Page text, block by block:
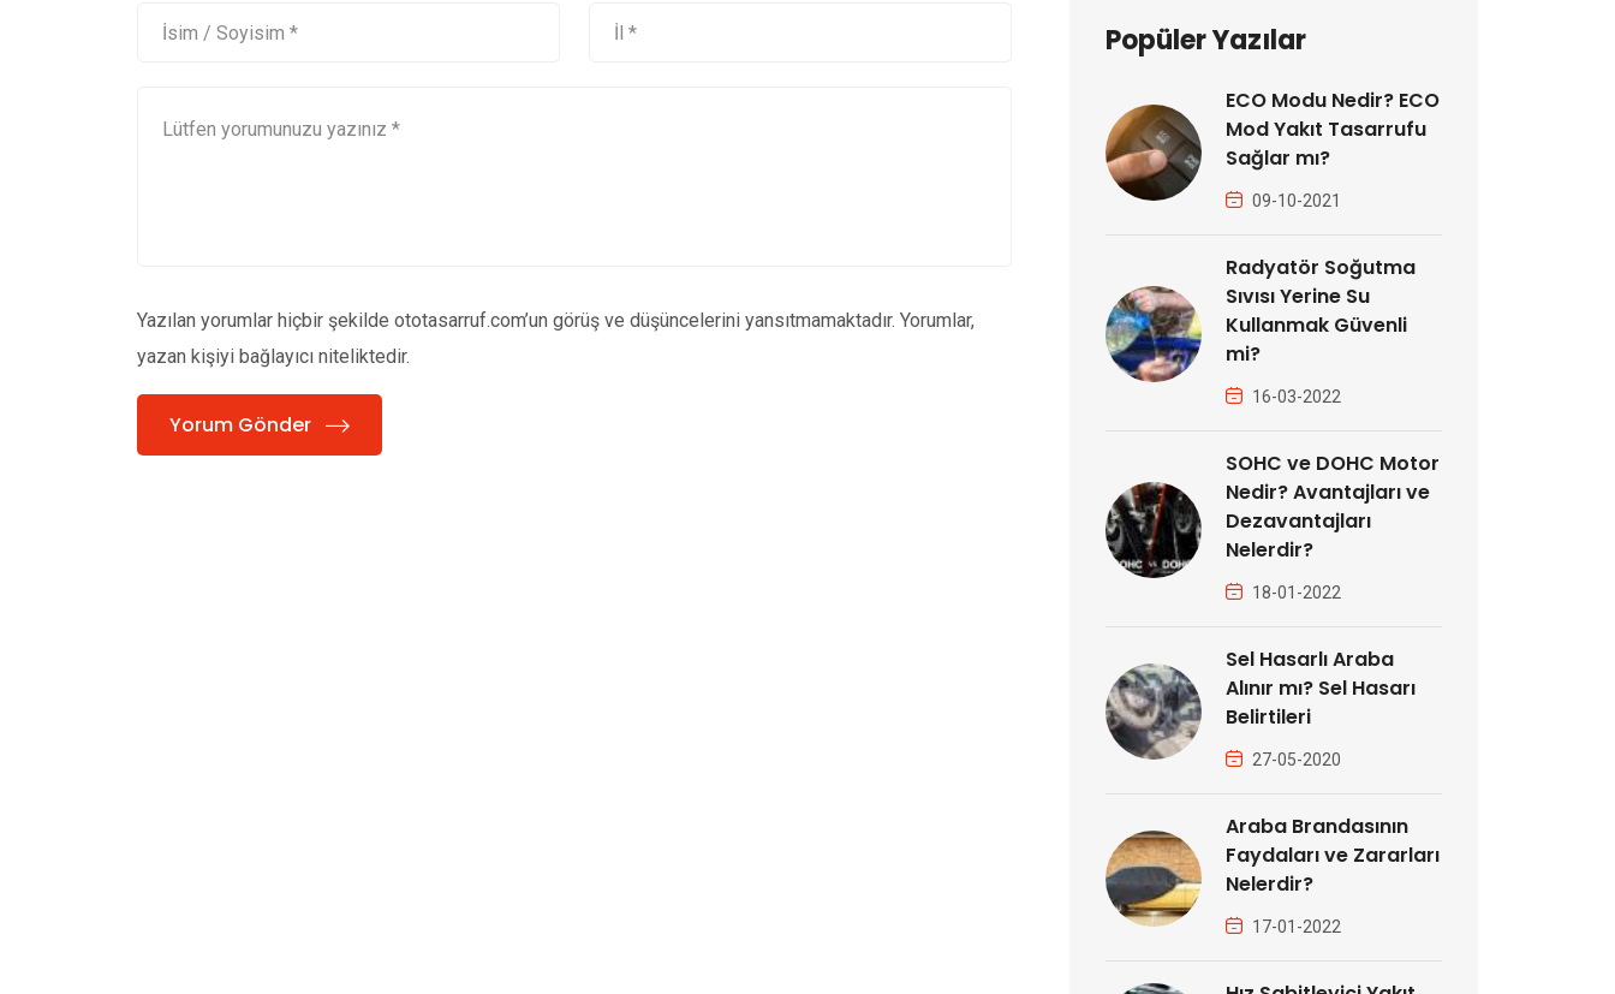
Yazılan yorumlar hiçbir şekilde ototasarruf.com’un görüş ve düşüncelerini yansıtmamaktadır. Yorumlar,
yazan kişiyi bağlayıcı niteliktedir.
Yorum Gönder
Popüler Yazılar
ECO Modu Nedir? ECO
Mod Yakıt Tasarrufu
Sağlar mı?
09-10-2021
Radyatör Soğutma
Sıvısı Yerine Su
Kullanmak Güvenli
mi?
16-03-2022
SOHC ve DOHC Motor
Nedir? Avantajları ve
Dezavantajları
Nelerdir?
18-01-2022
Sel Hasarlı Araba
Alınır mı? Sel Hasarı
Belirtileri
27-05-2020
Araba Brandasının
Faydaları ve Zararları
Nelerdir?
17-01-2022